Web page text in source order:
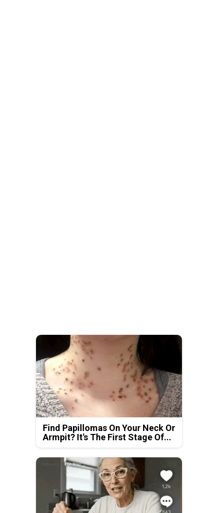
Find Papillomas On Your Neck Or
Armpit? It's The First Stage Of...